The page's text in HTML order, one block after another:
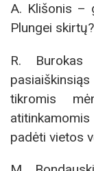
A. Klišonis –
Plungei skirtų?
R.
tikromis
padėti vietos